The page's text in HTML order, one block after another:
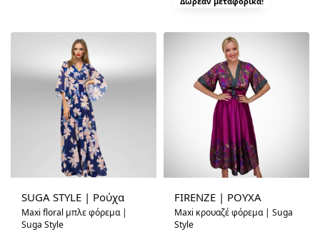
SUGA STYLE | Ρούχα
Maxi floral μπλε φόρεμα |
Suga Style
FIRENZE | ΡΟΥΧΑ
Maxi κρουαζέ φόρεμα | Suga
Style